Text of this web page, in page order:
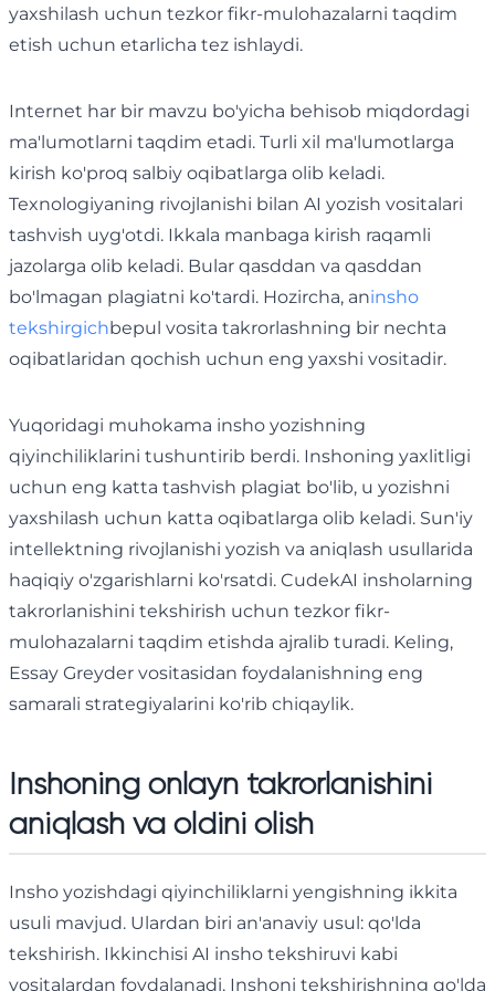
yaxshilash uchun tezkor fikr-mulohazalarni taqdim
etish uchun etarlicha tez ishlaydi.
Internet har bir mavzu bo'yicha behisob miqdordagi
ma'lumotlarni taqdim etadi. Turli xil ma'lumotlarga
kirish ko'proq salbiy oqibatlarga olib keladi.
Texnologiyaning rivojlanishi bilan AI yozish vositalari
tashvish uyg'otdi. Ikkala manbaga kirish raqamli
jazolarga olib keladi. Bular qasddan va qasddan
bo'lmagan plagiatni ko'tardi. Hozircha, aninsho
tekshirgichbepul vosita takrorlashning bir nechta
oqibatlaridan qochish uchun eng yaxshi vositadir.
Yuqoridagi muhokama insho yozishning
qiyinchiliklarini tushuntirib berdi. Inshoning yaxlitligi
uchun eng katta tashvish plagiat bo'lib, u yozishni
yaxshilash uchun katta oqibatlarga olib keladi. Sun'iy
intellektning rivojlanishi yozish va aniqlash usullarida
haqiqiy o'zgarishlarni ko'rsatdi. CudekAI insholarning
takrorlanishini tekshirish uchun tezkor fikr-
mulohazalarni taqdim etishda ajralib turadi. Keling,
Essay Greyder vositasidan foydalanishning eng
samarali strategiyalarini ko'rib chiqaylik.
Inshoning onlayn takrorlanishini
aniqlash va oldini olish
Insho yozishdagi qiyinchiliklarni yengishning ikkita
usuli mavjud. Ulardan biri an'anaviy usul: qo'lda
tekshirish. Ikkinchisi AI insho tekshiruvi kabi
vositalardan foydalanadi. Inshoni tekshirishning qo'lda